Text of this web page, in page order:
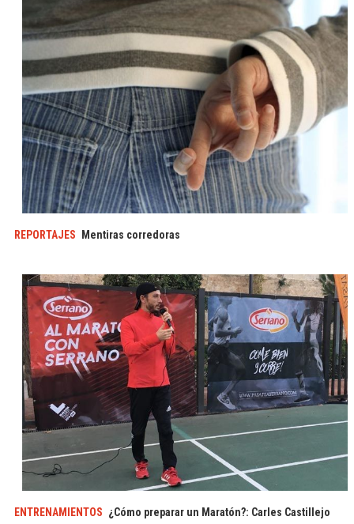
REPORTAJES Mentiras corredoras
ENTRENAMIENTOS ¿Cómo preparar un Maratón?: Carles Castillejo